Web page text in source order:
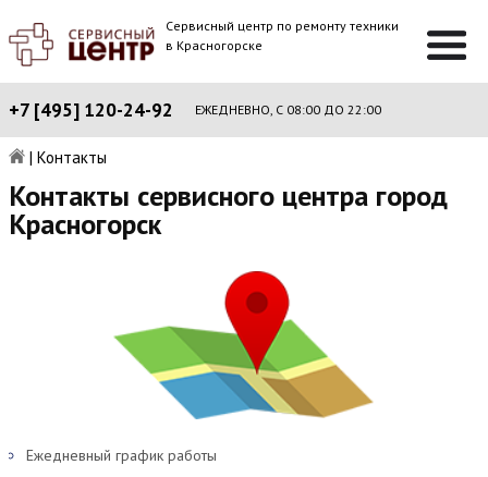
Сервисный центр по ремонту техники
в Красногорске
+7 [495] 120-24-92 ЕЖЕДНЕВНО, С 08:00 ДО 22:00
| Контакты
Контакты сервисного центра город
Красногорск
Ежедневный график работы